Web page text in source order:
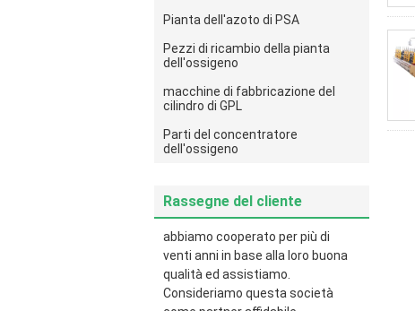
Pianta dell'azoto di PSA
Pezzi di ricambio della pianta
dell'ossigeno
macchine di fabbricazione del
cilindro di GPL
Parti del concentratore
dell'ossigeno
Rassegne del cliente
abbiamo cooperato per più di
venti anni in base alla loro buona
qualità ed assistiamo.
Consideriamo questa società